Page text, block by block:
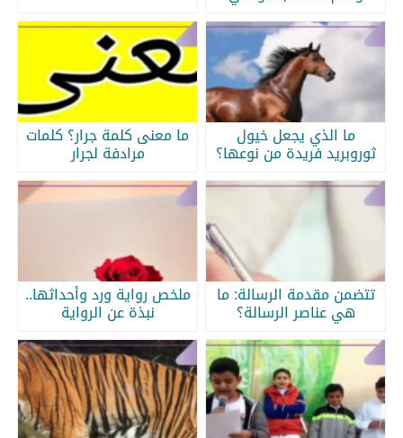
ما الذي يجعل خيول
ثوروبريد فريدة من نوعها؟
ما معنى كلمة جرار؟ كلمات
مرادفة لجرار
تتضمن مقدمة الرسالة: ما
هي عناصر الرسالة؟
ملخص رواية ورد وأحداثها..
نبذة عن الرواية